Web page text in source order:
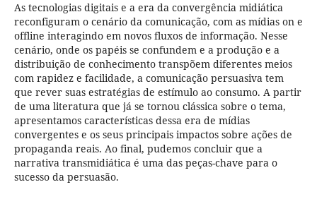
As tecnologias digitais e a era da convergência midiática
reconfiguram o cenário da comunicação, com as mídias on e
offline interagindo em novos fluxos de informação. Nesse
cenário, onde os papéis se confundem e a produção e a
distribuição de conhecimento transpõem diferentes meios
com rapidez e facilidade, a comunicação persuasiva tem
que rever suas estratégias de estímulo ao consumo. A partir
de uma literatura que já se tornou clássica sobre o tema,
apresentamos características dessa era de mídias
convergentes e os seus principais impactos sobre ações de
propaganda reais. Ao final, pudemos concluir que a
narrativa transmidiática é uma das peças-chave para o
sucesso da persuasão.